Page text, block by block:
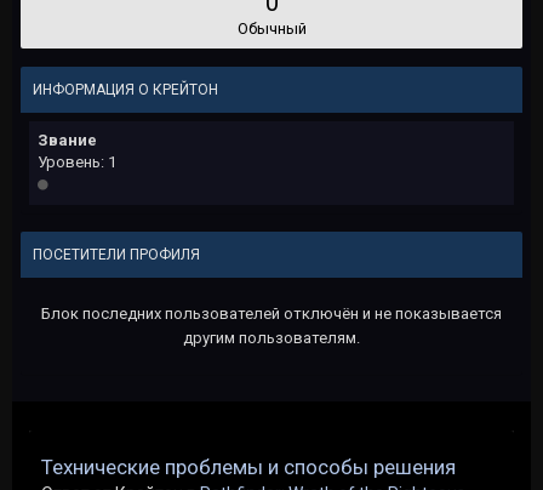
Обычный
ИНФОРМАЦИЯ О КРЕЙТОН
Звание
Уровень: 1
ПОСЕТИТЕЛИ ПРОФИЛЯ
Блок последних пользователей отключён и не показывается
другим пользователям.
Технические проблемы и способы решения